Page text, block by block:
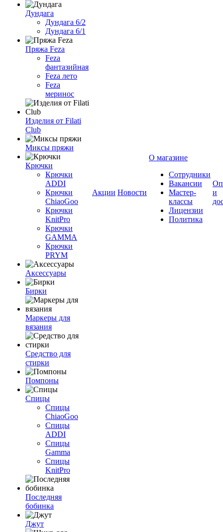
Дундага
Дундага 6/2
Дундага 6/1
Пряжа Feza
Feza
фантазийная
Feza лето
Feza
меринос
Изделия от Filati
Club
Миксы пряжи
Крючки
Крючки
ADDI
Крючки
ChiaoGoo
Крючки
KnitPro
Крючки
GAMMA
Крючки
PRYM
Аксессуары
Бирки
Маркеры для
вязания
Средство для
стирки
Помпоны
Спицы
Спицы
ChiaoGoo
Спицы
ADDI
Спицы
Gamma
Спицы
KnitPro
Последняя
бобинка
Джут
Акции Новости
О магазине
Сотрудники
Вакансии
Мастер-
классы
Лицензии
Политика
и